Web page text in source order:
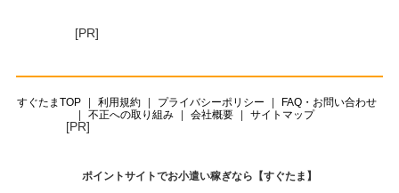
[PR]
すぐたまTOP 利用規約 プライバシーポリシー
FAQ・お問い合わせ
不正への取り組み
会社概要 サイトマップ
[PR]
ポイントサイトでお小遣い稼ぎなら【すぐたま】